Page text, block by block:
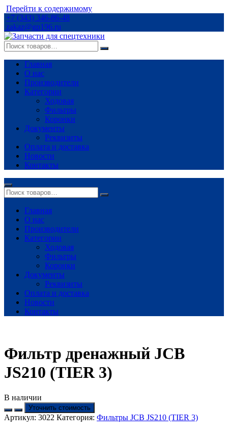
Перейти к содержимому
+7 (343) 346-86-48
zakaz@gp196.ru
Главная
О нас
Производители
Категории
Ходовая
Фильтры
Коронки
Документы
Реквизиты
Оплата и доставка
Новости
Контакты
Главная
О нас
Производители
Категории
Ходовая
Фильтры
Коронки
Документы
Реквизиты
Оплата и доставка
Новости
Контакты
Фильтр дренажный JCB
JS210 (TIER 3)
В наличии
Уточнить стоимость
Артикул: 3022 Категория: Фильтры JCB JS210 (TIER 3)